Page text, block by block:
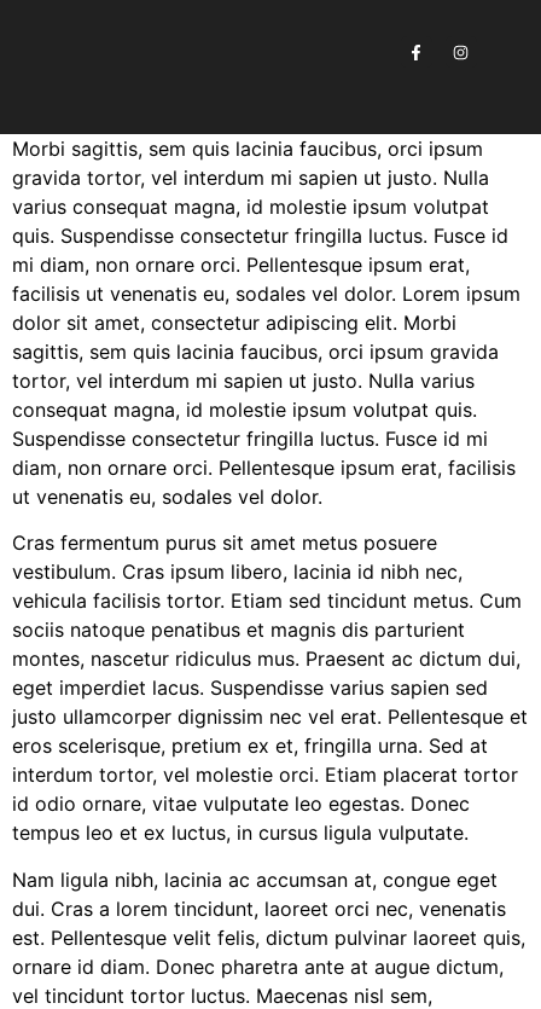
Morbi sagittis, sem quis lacinia faucibus, orci ipsum
gravida tortor, vel interdum mi sapien ut justo. Nulla
varius consequat magna, id molestie ipsum volutpat
quis. Suspendisse consectetur fringilla luctus. Fusce id
mi diam, non ornare orci. Pellentesque ipsum erat,
facilisis ut venenatis eu, sodales vel dolor. Lorem ipsum
dolor sit amet, consectetur adipiscing elit. Morbi
sagittis, sem quis lacinia faucibus, orci ipsum gravida
tortor, vel interdum mi sapien ut justo. Nulla varius
consequat magna, id molestie ipsum volutpat quis.
Suspendisse consectetur fringilla luctus. Fusce id mi
diam, non ornare orci. Pellentesque ipsum erat, facilisis
ut venenatis eu, sodales vel dolor.
Cras fermentum purus sit amet metus posuere
vestibulum. Cras ipsum libero, lacinia id nibh nec,
vehicula facilisis tortor. Etiam sed tincidunt metus. Cum
sociis natoque penatibus et magnis dis parturient
montes, nascetur ridiculus mus. Praesent ac dictum dui,
eget imperdiet lacus. Suspendisse varius sapien sed
justo ullamcorper dignissim nec vel erat. Pellentesque et
eros scelerisque, pretium ex et, fringilla urna. Sed at
interdum tortor, vel molestie orci. Etiam placerat tortor
id odio ornare, vitae vulputate leo egestas. Donec
tempus leo et ex luctus, in cursus ligula vulputate.
Nam ligula nibh, lacinia ac accumsan at, congue eget
dui. Cras a lorem tincidunt, laoreet orci nec, venenatis
est. Pellentesque velit felis, dictum pulvinar laoreet quis,
ornare id diam. Donec pharetra ante at augue dictum,
vel tincidunt tortor luctus. Maecenas nisl sem,